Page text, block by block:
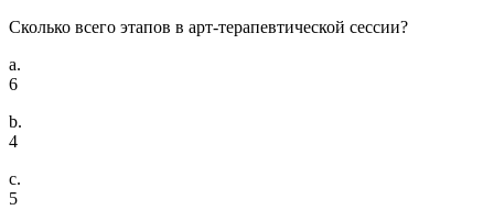
Сколько всего этапов в арт-терапевтической сессии?
a.
6
b.
4
c.
5